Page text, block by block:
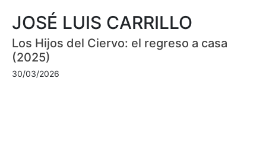
JOSÉ LUIS CARRILLO
Los Hijos del Ciervo: el regreso a casa
(2025)
30/03/2026